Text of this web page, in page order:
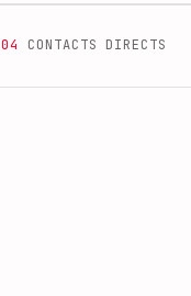
04 CONTACTS DIRECTS